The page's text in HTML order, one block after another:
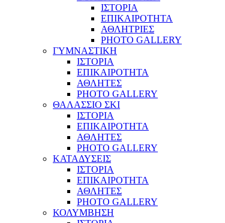
ΙΣΤΟΡΙΑ
ΕΠΙΚΑΙΡΟΤΗΤΑ
ΑΘΛΗΤΡΙΕΣ
PHOTO GALLERY
ΓΥΜΝΑΣΤΙΚΗ
ΙΣΤΟΡΙΑ
ΕΠΙΚΑΙΡΟΤΗΤΑ
ΑΘΛΗΤΕΣ
PHOTO GALLERY
ΘΑΛΑΣΣΙΟ ΣΚΙ
ΙΣΤΟΡΙΑ
ΕΠΙΚΑΙΡΟΤΗΤΑ
ΑΘΛΗΤΕΣ
PHOTO GALLERY
ΚΑΤΑΔΥΣΕΙΣ
ΙΣΤΟΡΙΑ
ΕΠΙΚΑΙΡΟΤΗΤΑ
ΑΘΛΗΤΕΣ
PHOTO GALLERY
ΚΟΛΥΜΒΗΣΗ